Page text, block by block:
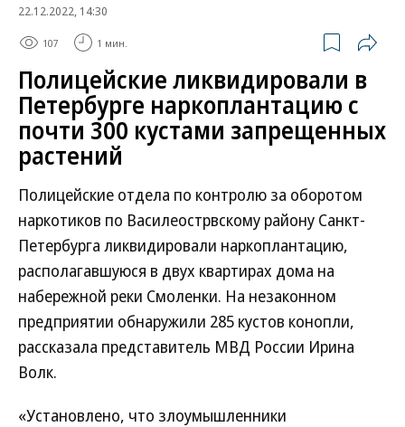
22.12.2022, 14:30
107 1 мин.
Полицейские ликвидировали в
Петербурге наркоплантацию с
почти 300 кустами запрещенных
растений
Полицейские отдела по контролю за оборотом
наркотиков по Василеострвскому району Санкт-
Петербурга ликвидировали наркоплантацию,
располагавшуюся в двух квартирах дома на
набережной реки Смоленки. На незаконном
предприятии обнаружили 285 кустов конопли,
рассказала представитель МВД России Ирина
Волк.
«Установлено, что злоумышленники